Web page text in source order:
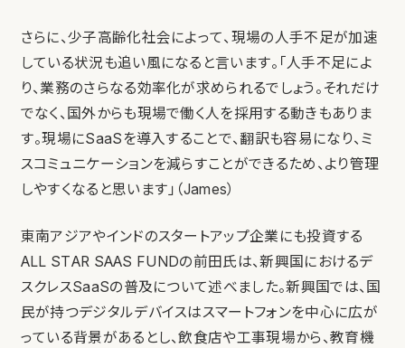
さらに、少子高齢化社会によって、現場の人手不足が加速
している状況も追い風になると言います。「人手不足によ
り、業務のさらなる効率化が求められるでしょう。それだけ
でなく、国外からも現場で働く人を採用する動きもありま
す。現場にSaaSを導入することで、翻訳も容易になり、ミ
スコミュニケーションを減らすことができるため、より管理
しやすくなると思います」（James）
東南アジアやインドのスタートアップ企業にも投資する
ALL STAR SAAS FUNDの前田氏は、新興国におけるデ
スクレスSaaSの普及について述べました。新興国では、国
民が持つデジタルデバイスはスマートフォンを中心に広が
っている背景があるとし、飲食店や工事現場から、教育機